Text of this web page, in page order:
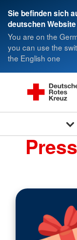
Sie befinden sich
deutschen Website
You are on the
you can use the
the English one